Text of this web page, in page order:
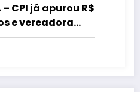
– CPI já apurou R$
e vereadora
R$ 9,5